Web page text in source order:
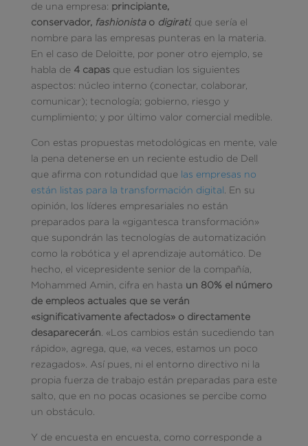
de una empresa: principiante,
conservador, fashionistao digirati, que sería el
nombre para las empresas punteras en la materia.
En el caso de Deloitte, por poner otro ejemplo, se
habla de 4 capasque estudian los siguientes
aspectos: núcleo interno (conectar, colaborar,
comunicar); tecnología; gobierno, riesgo y
cumplimiento; y por último valor comercial medible.
Con estas propuestas metodológicas en mente, vale
la pena detenerse en un reciente estudio de Dell
que afirma con rotundidad que las empresas no
están listas para la transformación digital . En su
opinión, los líderes empresariales no están
preparados para la «gigantesca transformación»
que supondrán las tecnologías de automatización
como la robótica y el aprendizaje automático. De
hecho, el vicepresidente senior de la compañía,
Mohammed Amin, cifra en hasta un 80% el número
de empleos actuales que se verán
«significativamente afectados» o directamente
desaparecerán . «Los cambios están sucediendo tan
rápido», agrega, que, «a veces, estamos un poco
rezagados». Así pues, ni el entorno directivo ni la
propia fuerza de trabajo están preparadas para este
salto, que en no pocas ocasiones se percibe como
un obstáculo.
Y de encuesta en encuesta, como corresponde a